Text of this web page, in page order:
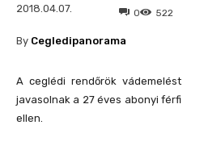
2018.04.07. 522
0
By Cegledipanorama
A ceglédi rendőrök vádemelést
javasolnak a 27 éves abonyi férfi
ellen.